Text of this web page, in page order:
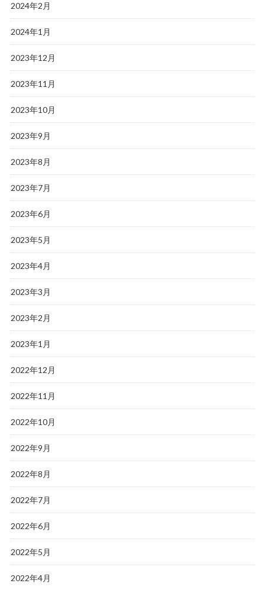
2024年2月
2024年1月
2023年12月
2023年11月
2023年10月
2023年9月
2023年8月
2023年7月
2023年6月
2023年5月
2023年4月
2023年3月
2023年2月
2023年1月
2022年12月
2022年11月
2022年10月
2022年9月
2022年8月
2022年7月
2022年6月
2022年5月
2022年4月